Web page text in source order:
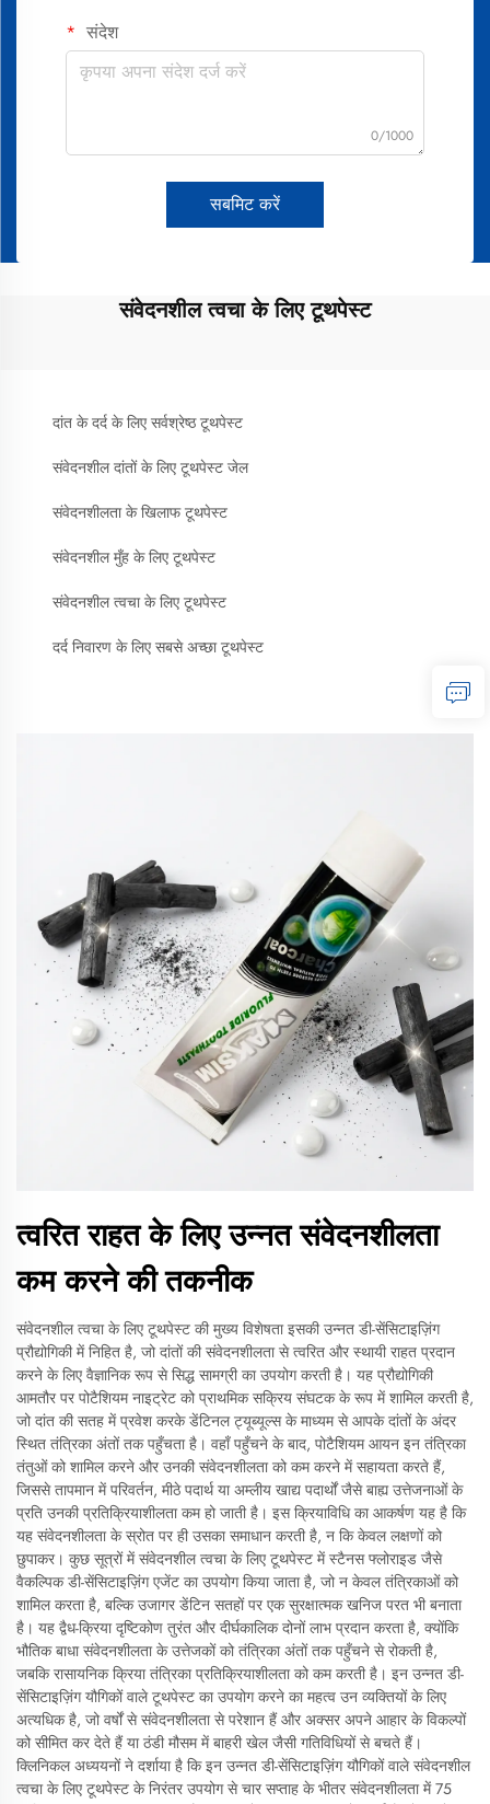
संदेश
0/1000
सबमिट करें
संवेदनशील त्वचा के लिए टूथपेस्ट
दांत के दर्द के लिए सर्वश्रेष्ठ टूथपेस्ट
संवेदनशील दांतों के लिए टूथपेस्ट जेल
संवेदनशीलता के खिलाफ टूथपेस्ट
संवेदनशील मुँह के लिए टूथपेस्ट
संवेदनशील त्वचा के लिए टूथपेस्ट
दर्द निवारण के लिए सबसे अच्छा टूथपेस्ट
त्वरित राहत के लिए उन्नत संवेदनशीलता
कम करने की तकनीक
संवेदनशील त्वचा के लिए टूथपेस्ट की मुख्य विशेषता इसकी उन्नत डी-सेंसिटाइज़िंग
प्रौद्योगिकी में निहित है, जो दांतों की संवेदनशीलता से त्वरित और स्थायी राहत प्रदान
करने के लिए वैज्ञानिक रूप से सिद्ध सामग्री का उपयोग करती है। यह प्रौद्योगिकी
आमतौर पर पोटैशियम नाइट्रेट को प्राथमिक सक्रिय संघटक के रूप में शामिल करती है,
जो दांत की सतह में प्रवेश करके डेंटिनल ट्यूब्यूल्स के माध्यम से आपके दांतों के अंदर
स्थित तंत्रिका अंतों तक पहुँचता है। वहाँ पहुँचने के बाद, पोटैशियम आयन इन तंत्रिका
तंतुओं को शामिल करने और उनकी संवेदनशीलता को कम करने में सहायता करते हैं,
जिससे तापमान में परिवर्तन, मीठे पदार्थ या अम्लीय खाद्य पदार्थों जैसे बाह्य उत्तेजनाओं के
प्रति उनकी प्रतिक्रियाशीलता कम हो जाती है। इस क्रियाविधि का आकर्षण यह है कि
यह संवेदनशीलता के स्रोत पर ही उसका समाधान करती है, न कि केवल लक्षणों को
छुपाकर। कुछ सूत्रों में संवेदनशील त्वचा के लिए टूथपेस्ट में स्टैनस फ्लोराइड जैसे
वैकल्पिक डी-सेंसिटाइज़िंग एजेंट का उपयोग किया जाता है, जो न केवल तंत्रिकाओं को
शामिल करता है, बल्कि उजागर डेंटिन सतहों पर एक सुरक्षात्मक खनिज परत भी बनाता
है। यह द्वैध-क्रिया दृष्टिकोण तुरंत और दीर्घकालिक दोनों लाभ प्रदान करता है, क्योंकि
भौतिक बाधा संवेदनशीलता के उत्तेजकों को तंत्रिका अंतों तक पहुँचने से रोकती है,
जबकि रासायनिक क्रिया तंत्रिका प्रतिक्रियाशीलता को कम करती है। इन उन्नत डी-
सेंसिटाइज़िंग यौगिकों वाले टूथपेस्ट का उपयोग करने का महत्व उन व्यक्तियों के लिए
अत्यधिक है, जो वर्षों से संवेदनशीलता से परेशान हैं और अक्सर अपने आहार के विकल्पों
को सीमित कर देते हैं या ठंडी मौसम में बाहरी खेल जैसी गतिविधियों से बचते हैं।
क्लिनिकल अध्ययनों ने दर्शाया है कि इन उन्नत डी-सेंसिटाइज़िंग यौगिकों वाले संवेदनशील
त्वचा के लिए टूथपेस्ट के निरंतर उपयोग से चार सप्ताह के भीतर संवेदनशीलता में 75